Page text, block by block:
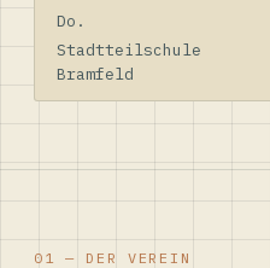
Do.
Stadtteilschule
Bramfeld
01 — DER VEREIN